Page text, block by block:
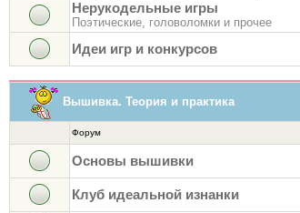
Нерукодельные игры
Поэтические, головоломки и прочее
Идеи игр и конкурсов
Вышивка. Теория и практика
Форум
Основы вышивки
Клуб идеальной изнанки